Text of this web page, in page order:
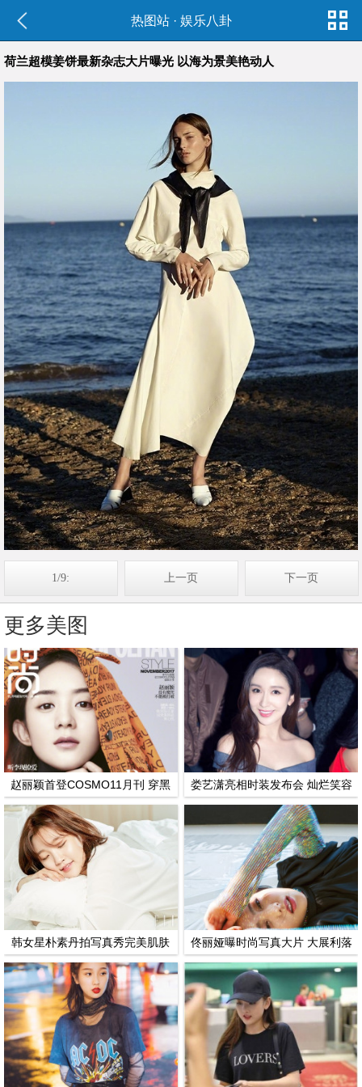
热图站· 娱乐八卦
荷兰超模姜饼最新杂志大片曝光 以海为景美艳动人
1/9: 上一页 下一页
更多美图
赵丽颖首登COSMO11月刊 穿黑
装外搭开织衫酷劲十足
娄艺潇亮相时装发布会 灿烂笑容
秒杀菲林无数
韩女星朴素丹拍写真秀完美肌肤
笑容甜美迷人
佟丽娅曝时尚写真大片 大展利落
短发帅气迷人